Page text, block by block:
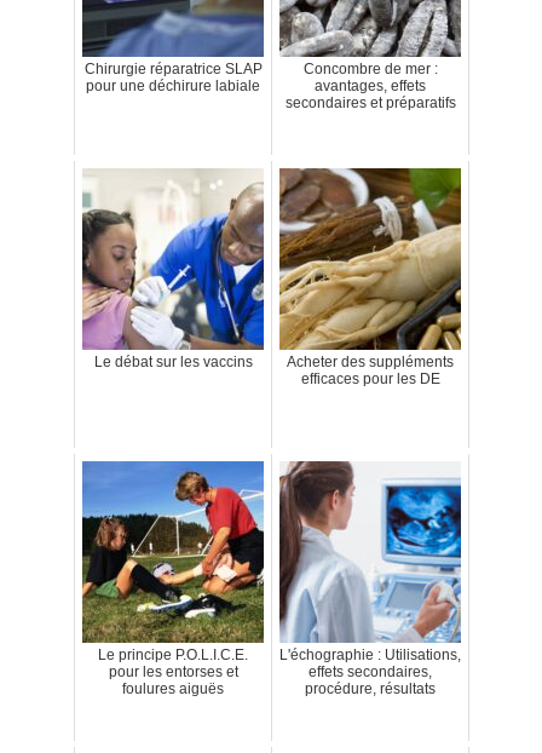
Chirurgie réparatrice SLAP
pour une déchirure labiale
Concombre de mer :
avantages, effets
secondaires et préparatifs
Le débat sur les vaccins
Acheter des suppléments
efficaces pour les DE
Le principe P.O.L.I.C.E.
pour les entorses et
foulures aiguës
L'échographie : Utilisations,
effets secondaires,
procédure, résultats